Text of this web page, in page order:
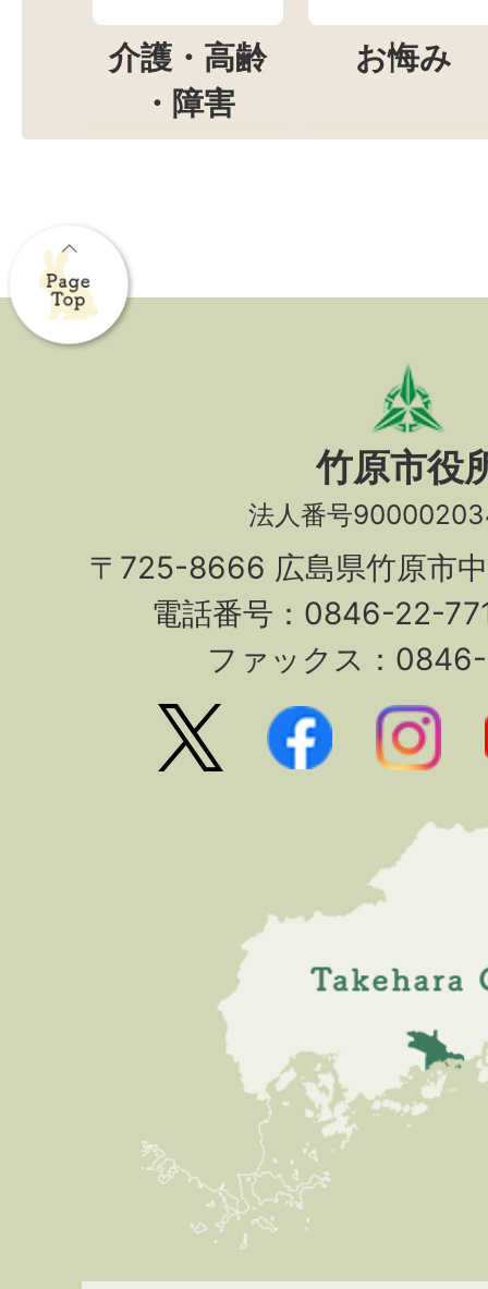
介護・高齢
・障害
お悔み
竹原市役
法人番号
〒725-8666 広島県竹原市
電話番号：0846-22-
ファックス：